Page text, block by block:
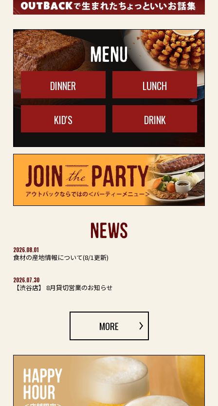
MENU
DINNER LUNCH
KID'S DRINK
NEWS
2026.08.01
食材の産地情報について(8/1更新)
2026.07.30
【渋谷店】 8月貸切営業のお知らせ
MORE